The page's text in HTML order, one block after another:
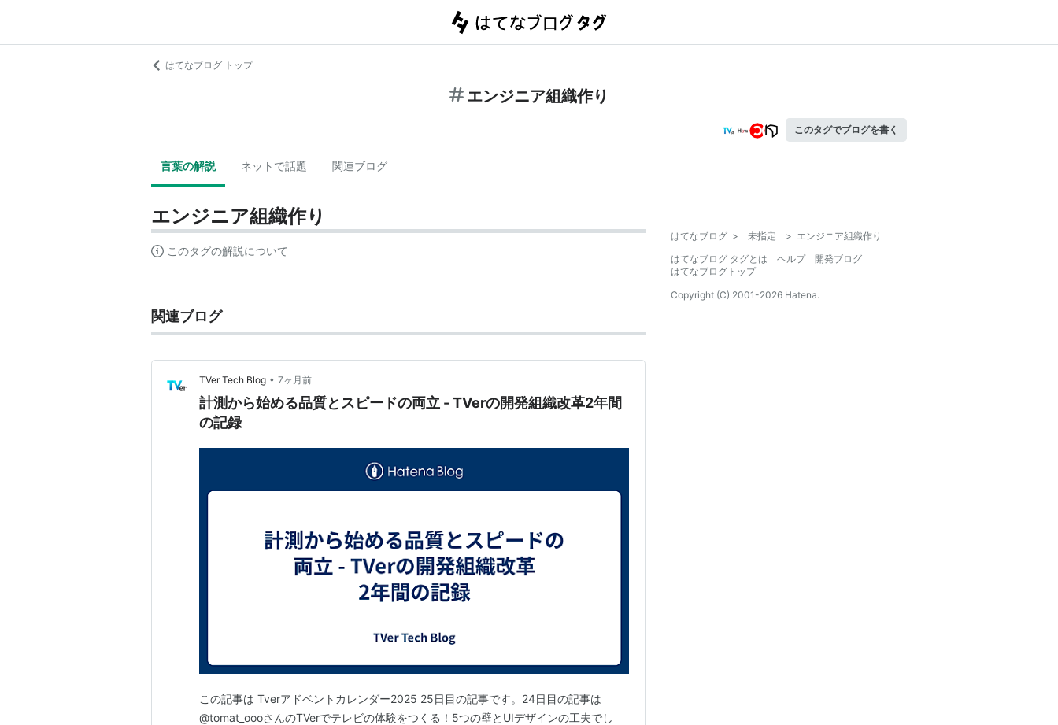
はてなブログ トップ
エンジニア組織作り
このタグでブログを書く
言葉の解説 ネットで話題 関連ブログ
エンジニア組織作り
このタグの解説について
関連ブログ
TVer Tech Blog • 7ヶ月前
計測から始める品質とスピードの両立 - TVerの開発組織改革2年間
の記録
この記事は Tverアドベントカレンダー2025 25日目の記事です。24日目の記事は
@tomat_oooさんのTVerでテレビの体験をつくる！5つの壁とUIデザインの工夫でし
はてなブログ > 未指定 > エンジニア組織作り
はてなブログ タグとは
ヘルプ
開発ブログ
はてなブログトップ
Copyright (C) 2001-2026 Hatena.